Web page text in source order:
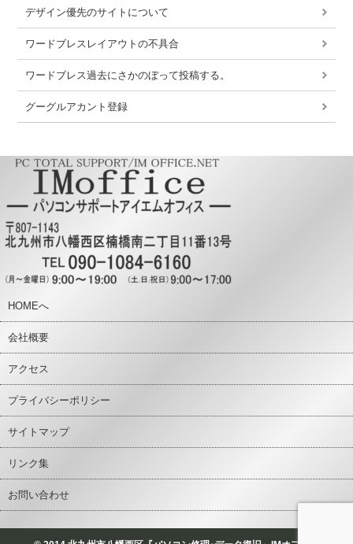
デザイン優先のサイトについて
ワードブレスレイアウトの不具合
ワードブレス過去にさかのぼって投稿する。
グーグルアカント登録
HOMEへ
会社概要
アクセス
プライバシーポリシー
サイトマップ
リンク集
お問い合わせ